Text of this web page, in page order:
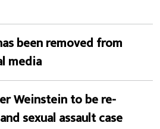
been removed from
media
Weinstein to be re-
sexual assault case